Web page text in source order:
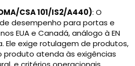
CSA 101/IS2/A440): O
desempenho para portas e
EUA e Canadá, análogo à EN
Ele exige rotulagem de produtos,
produto atenda às exigências